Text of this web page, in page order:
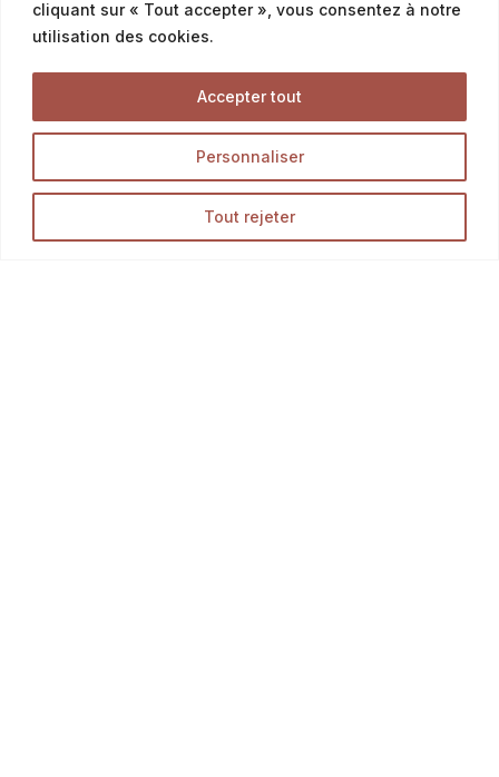
cliquant sur « Tout accepter », vous consentez à notre
utilisation des cookies.
Personnaliser
Tout rejeter
Accepter tout
Service commercial professionnels
04 76 43 20 09
Accueil